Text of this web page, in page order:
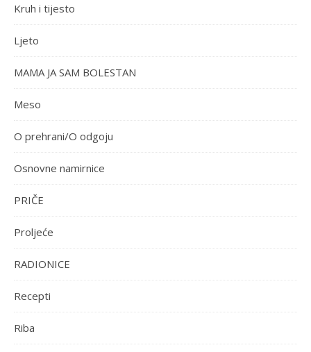
Kruh i tijesto
Ljeto
MAMA JA SAM BOLESTAN
Meso
O prehrani/O odgoju
Osnovne namirnice
PRIČE
Proljeće
RADIONICE
Recepti
Riba